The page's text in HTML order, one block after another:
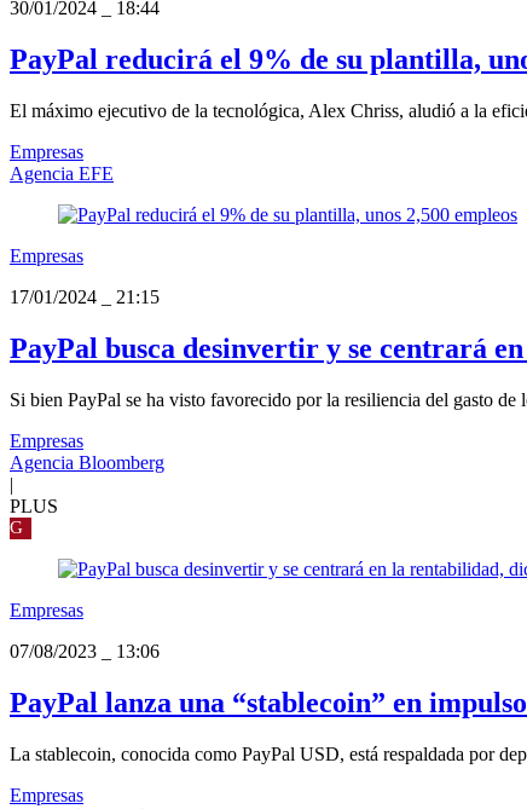
30/01/2024
18:44
PayPal reducirá el 9% de su plantilla,
El máximo ejecutivo de la tecnológica, Alex Chriss, aludió a la
Empresas
Agencia EFE
Empresas
17/01/2024
21:15
PayPal busca desinvertir y se centrará
Si bien PayPal se ha visto favorecido por la resiliencia del gasto
Empresas
Agencia Bloomberg
|
PLUS
G
Empresas
07/08/2023
13:06
PayPal lanza una “stablecoin” en
La stablecoin, conocida como PayPal USD, está respaldada por
Empresas